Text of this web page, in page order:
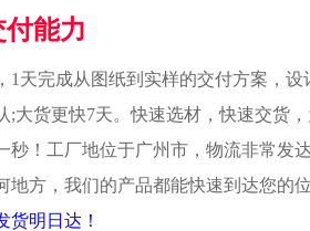
能力
1天完成从图纸到实样的交付方案，设
货更快7天。快速选材，快速交货
秒！工厂地位于广州市，物流非常发
地方，我们的产品都能快速到达您的
货明日达！